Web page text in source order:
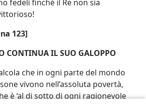
fedeli finché il Re non sia
123]
CONTINUA IL SUO GALOPPO
che in ogni parte del mondo
vivono nell’assoluta povertà,
è ‘al di sotto di ogni ragionevole